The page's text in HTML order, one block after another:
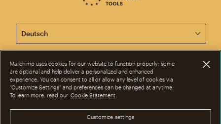
Diese Seite ist jetzt auch in anderen Sprachen
©2001-2026 Alle Rechte vorbehalten. Mailchimp® ist eine eingetragene
Marke der Rocket Science Group. Apple und das Apple-Logo sind Marken
von Apple Inc. Mac App Store ist eine Dienstleistungsmarke von Apple
Inc. Google Play und das Google-Play-Logo sind Marken von Google Inc.
Cookie-Einstellungen
Mailchimp uses cookies for our website to function properly; some
are optional and help deliver a personalized and enhanced
experience. You can consent to all or allow any level of cookies via
“Customize Settings” and preferences can be changed at anytime.
To learn more, read our Cookie Statement
Customize settings